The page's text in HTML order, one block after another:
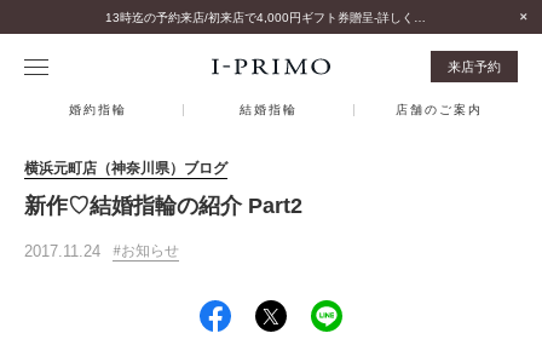
来店予約
婚約指輪 結婚指輪 店舗のご案内
横浜元町店（神奈川県）ブログ
新作♡結婚指輪の紹介 Part2
2017.11.24 お知らせ